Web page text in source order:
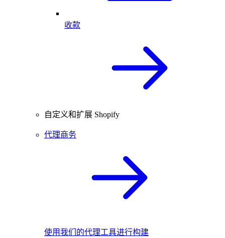
收款
自定义和扩展 Shopify
代理商务
使用我们的代理工具进行构建